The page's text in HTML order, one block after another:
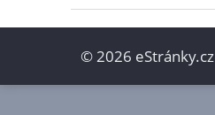
© 2026 eStránky.cz